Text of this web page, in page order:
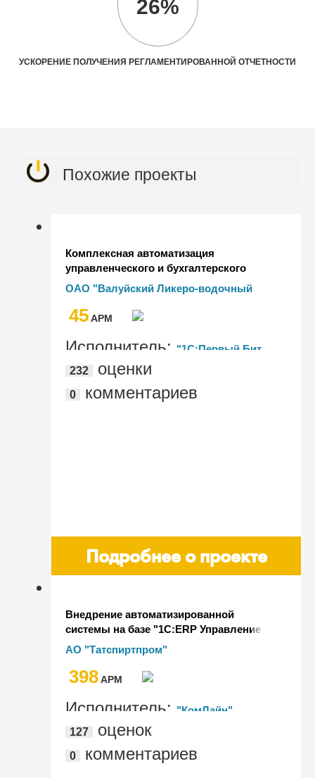
26%
УСКОРЕНИЕ ПОЛУЧЕНИЯ РЕГЛАМЕНТИРОВАННОЙ ОТЧЕТНОСТИ
Похожие проекты
Комплексная автоматизация
управленческого и бухгалтерского
учета в ОАО "Валуйский ликеро-
водочный завод"
ОАО "Валуйский Ликеро-водочный
45AРМ
Исполнитель: "1С:Первый Бит,
Воронеж"
232 оценки
0 комментариев
Подробнее о проекте
Внедрение автоматизированной
системы на базе "1С:ERP Управление
предприятием 2" в АО "Татспиртпром"
АО "Татспиртпром"
398AРМ
Исполнитель: "КомЛайн"
127
оценок
0 комментариев